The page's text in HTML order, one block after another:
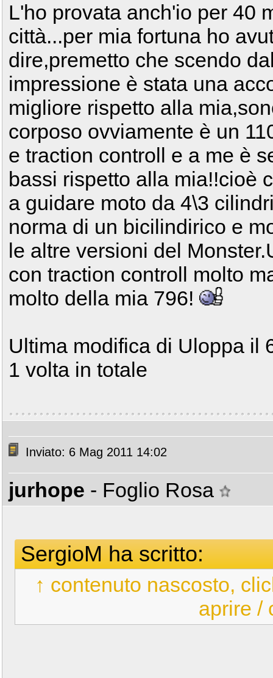
L'ho provata anch'io per 40
città...per mia fortuna ho
dire,premetto che scendo
impressione è stata una
migliore rispetto alla
corposo ovviamente è un
e traction controll e a me è
bassi rispetto alla mia!!cioè
a guidare moto da 4\3
norma di un bicilindirico e
le altre versioni del
con traction controll molto
molto della mia 796!
Ultima modifica di Uloppa il
1 volta in totale
Inviato: 6 Mag 2011 14:02
jurhope - Foglio Rosa
SergioM ha scritto:
↑ contenuto nascosto,
aprire /